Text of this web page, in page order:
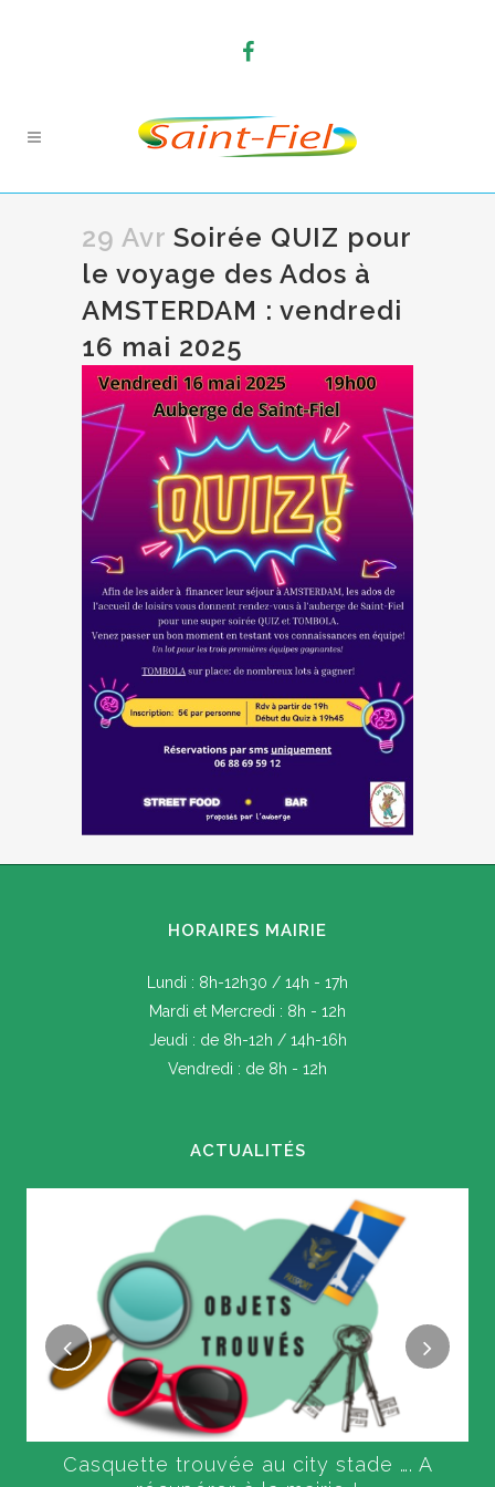
29 Avr Soirée QUIZ pour
le voyage des Ados à
AMSTERDAM : vendredi
16 mai 2025
HORAIRES MAIRIE
Lundi : 8h-12h30 / 14h - 17h
Mardi et Mercredi : 8h - 12h
Jeudi : de 8h-12h / 14h-16h
Vendredi : de 8h - 12h
ACTUALITÉS
Casquette trouvée au city stade …. A